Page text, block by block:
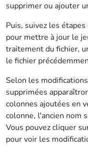
supprimer ou ajouter
Puis, suivez les
pour mettre à jour le
traitement du fichier,
le fichier
Selon les
supprimées
colonnes ajoutées en
colonne, l'ancien nom
Vous pouvez cliquer
pour voir les